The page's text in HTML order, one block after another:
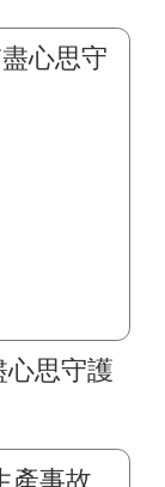
心思守護